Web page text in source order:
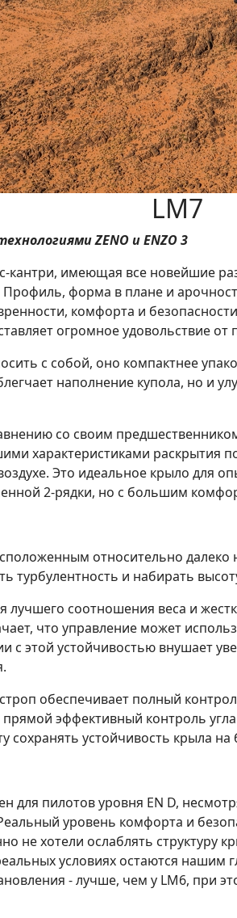
LM7
ZENO и ENZO 3
кантри, имеющая все новейшие
форма в плане и
комфорта и
огромное удовольствие от
с собой, оно компактнее
наполнение купола, но и
со своим
характеристиками
Это идеальное крыло для
2-рядки, но с большим
относительно
турбулентность и набирать
лучшего соотношения веса и
что управление может
с этой устойчивостью внушает
обеспечивает полный
эффективный контроль
сохранять устойчивость крыла
для пилотов уровня EN D,
уровень комфорта и
не хотели ослаблять структуру
условиях остаются
- лучше, чем у LM6, при